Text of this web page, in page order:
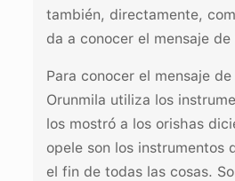
también, directamente,
da a conocer el mensaje de
Para conocer el mensaje
Orunmila utiliza los
los mostró a los orishas
opele son los instrumentos
el fin de todas las cosas.